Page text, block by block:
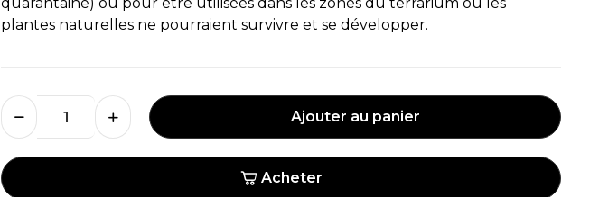
plantes naturelles ne pourraient survivre et se développer.
Ajouter au panier
Acheter